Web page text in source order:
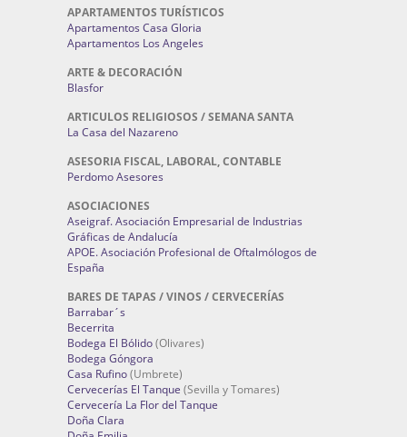
ACEITE DE OLIVA
Aceites Olevm – Puerta de Tierra
Apartamentos Casa Gloria
Apartamentos Los Angeles
ARTE & DECORACIÓN
Blasfor
ARTICULOS RELIGIOSOS / SEMANA SANTA
La Casa del Nazareno
ASESORIA FISCAL, LABORAL, CONTABLE
Perdomo Asesores
ASOCIACIONES
Aseigraf. Asociación Empresarial de Industrias
APOE. Asociación Profesional de Oftalmólogos de
España
BARES DE TAPAS / VINOS / CERVECERÍAS
Barrabar´s
Becerrita
Bodega El Bólido(Olivares)
Bodega Góngora
Casa Rufino
Cervecerías El Tanque